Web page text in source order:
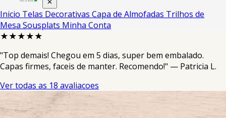
Inicio Telas Decorativas Capa de Almofadas Trilhos de
Mesa Sousplats Minha Conta
★★★★★
"Top demais! Chegou em 5 dias, super bem embalado.
Capas firmes, faceis de manter. Recomendo!" — Patricia L.
Ver todas as 18 avaliacoes